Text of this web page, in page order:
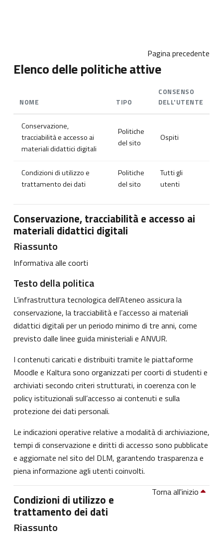
Pagina precedente
Elenco delle politiche attive
NOME TIPO
CONSENSO
DELL'UTENTE
Conservazione,
tracciabilità e accesso ai
materiali didattici digitali
Politiche
del sito
Ospiti
Condizioni di utilizzo e
trattamento dei dati
Politiche
del sito
Tutti gli
utenti
Conservazione, tracciabilità e accesso ai
materiali didattici digitali
Riassunto
Informativa alle coorti
Testo della politica
L’infrastruttura tecnologica dell’Ateneo assicura la
conservazione, la tracciabilità e l’accesso ai materiali
didattici digitali per un periodo minimo di tre anni, come
previsto dalle linee guida ministeriali e ANVUR.
I contenuti caricati e distribuiti tramite le piattaforme
Moodle e Kaltura sono organizzati per coorti di studenti e
archiviati secondo criteri strutturati, in coerenza con le
policy istituzionali sull’accesso ai contenuti e sulla
protezione dei dati personali.
Le indicazioni operative relative a modalità di archiviazione,
tempi di conservazione e diritti di accesso sono pubblicate
e aggiornate nel sito del DLM, garantendo trasparenza e
piena informazione agli utenti coinvolti.
Torna all'inizio
Condizioni di utilizzo e
trattamento dei dati
Riassunto